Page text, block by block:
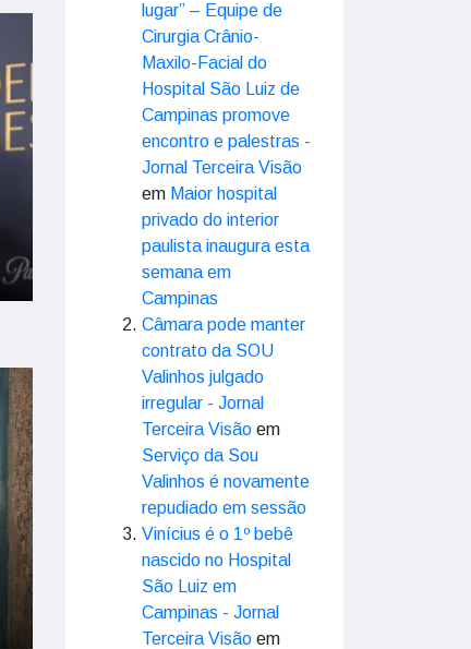
lugar” – Equipe de
Cirurgia Crânio-
Maxilo-Facial do
Hospital São Luiz de
Campinas promove
encontro e palestras -
Jornal Terceira Visão
em Maior hospital
privado do interior
paulista inaugura esta
semana em
Campinas
Câmara pode manter
contrato da SOU
Valinhos julgado
irregular - Jornal
Terceira Visão em
Serviço da Sou
Valinhos é novamente
repudiado em sessão
Vinícius é o 1º bebê
nascido no Hospital
São Luiz em
Campinas - Jornal
Terceira Visão em